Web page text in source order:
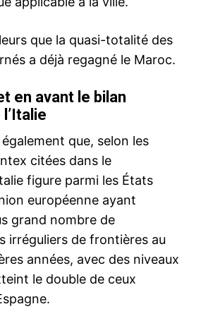
Cyberattaque : Steripharma
victime d’un ransomware
20 September 2023